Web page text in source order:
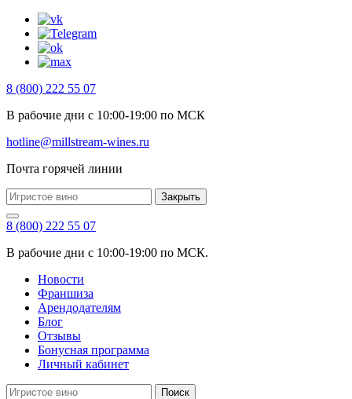
8 (800) 222 55 07
В рабочие дни с 10:00-19:00 по МСК
hotline@millstream-wines.ru
Почта горячей линии
Закрыть
8 (800) 222 55 07
В рабочие дни с 10:00-19:00 по МСК.
Новости
Франшиза
Арендодателям
Блог
Отзывы
Бонусная программа
Личный кабинет
Поиск